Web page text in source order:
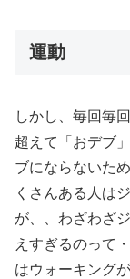
運動
しかし、毎回毎
超えて「おデブ
ブにならないた
くさんある人は
が、、わざわざ
えすぎるのって
はウォーキング